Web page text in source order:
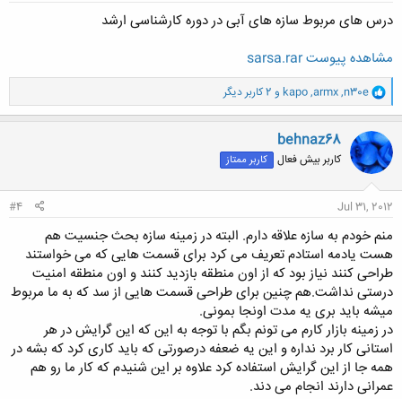
درس های مربوط سازه های آبی در دوره کارشناسی ارشد
مشاهده پیوست sarsa.rar
و
ا
ک
ن
ش
ه
ا
n30e
,
armx
,
kapo و 2 کاربر دیگر
behnaz68
کاربر بیش فعال کاربر ممتاز
Jul 31, 2012
#4
منم خودم به سازه علاقه دارم. البته در زمینه سازه بحث جنسیت هم
هست یادمه استادم تعریف می کرد برای قسمت هایی که می خواستند
طراحی کنند نیاز بود که از اون منطقه بازدید کنند و اون منطقه امنیت
درستی نداشت.هم چنین برای طراحی قسمت هایی از سد که به ما مربوط
میشه باید بری یه مدت اونجا بمونی.
در زمینه بازار کارم می تونم بگم با توجه به این که این گرایش در هر
استانی کار برد نداره و این یه ضعفه درصورتی که باید کاری کرد که بشه در
همه جا از این گرایش استفاده کرد علاوه بر این شنیدم که کار ما رو هم
عمرانی دارند انجام می دند.